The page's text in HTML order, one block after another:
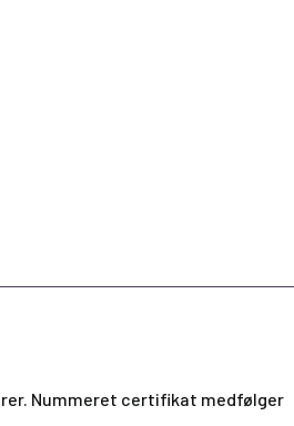
Nummeret certifikat medfølger